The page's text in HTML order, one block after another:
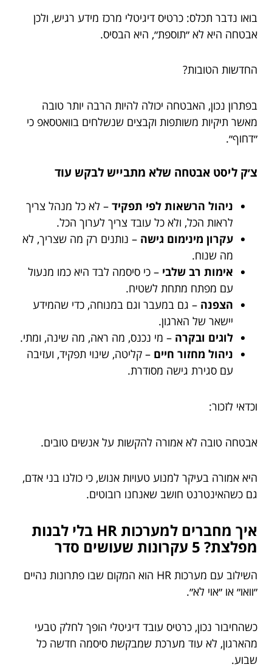
בואו נדבר תכלס: כרטיס דיגיטלי מרכז מידע רגיש, ולכן
אבטחה היא לא ״תוספת״, היא הבסיס.
החדשות הטובות?
בפתרון נכון, האבטחה יכולה להיות הרבה יותר טובה
מאשר תיקיות משותפות וקבצים שנשלחים בוואטסאפ כי
״דחוף״.
צ׳ק ליסט אבטחה שלא מתבייש לבקש עוד
ניהול הרשאות לפי תפקיד – לא כל מנהל צריך
לראות הכל, ולא כל עובד צריך לערוך הכל.
עקרון מינימום גישה – נותנים רק מה שצריך, לא
מה שנוח.
אימות רב שלבי – כי סיסמה לבד היא כמו מנעול
עם מפתח מתחת לשטיח.
הצפנה – גם במעבר וגם במנוחה, כדי שהמידע
יישאר של הארגון.
לוגים ובקרה – מי נכנס, מה ראה, מה שינה, ומתי.
ניהול מחזור חיים – קליטה, שינוי תפקיד, ועזיבה
עם סגירת גישה מסודרת.
וכדאי לזכור:
אבטחה טובה לא אמורה להקשות על אנשים טובים.
היא אמורה בעיקר למנוע טעויות אנוש, כי כולנו בני אדם,
גם כשהאינטרנט חושב שאנחנו רובוטים.
איך מחברים למערכות HR בלי לבנות
מפלצת? 5 עקרונות שעושים סדר
השילוב עם מערכות HR הוא המקום שבו פתרונות נהיים
״וואו״ או ״אוי לא״.
כשהחיבור נכון, כרטיס עובד דיגיטלי הופך לחלק טבעי
מהארגון, לא עוד מערכת שמבקשת סיסמה חדשה כל
שבוע.